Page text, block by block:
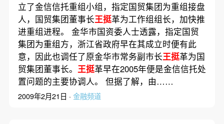
立了金信信托重组小组，指定国贸集团为重组接盘
人，国贸集团董事长王挺革为工作组组长，加快推
进重组进程。 金华市国资委人士透露，指定国贸
集团为重组方，浙江省政府早在其成立时便有此
意，因此也调任了原金华市常务副市长王挺革为国
贸集团董事长。 王挺革早在2005年便是金信信托处
置问题的主要协调人。 但据了解，由……
2009年2月21日 · 金融频道